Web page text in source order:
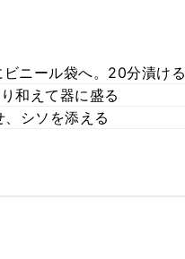
ニール袋へ。20分漬ける
和えて器に盛る
シソを添える